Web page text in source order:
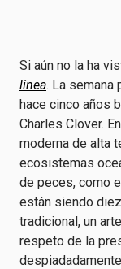
Si aún no la ha
línea. La semana
hace cinco años
Charles Clover.
moderna de alta
ecosistemas
de peces, como
están siendo
tradicional, un
respeto de la